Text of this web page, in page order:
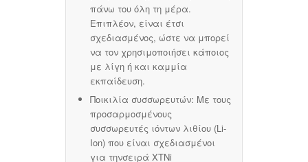
πάνω του όλη τη μέρα.
Επιπλέον, είναι έτσι
σχεδιασμένος, ώστε να μπορεί
να τον χρησιμοποιήσει κάποιος
με λίγη ή και καμμία
εκπαίδευση.
Ποικιλία συσσωρευτών: Με τους
προσαρμοσμένους
συσσωρευτές ιόντων λιθίου (Li-
Ion) που είναι σχεδιασμένοι
για τηνσειρά XTNi